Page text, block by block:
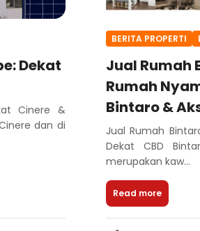
Dekat
Cinere &
dan di
BERITA PROPERTI
Jual Rumah
Rumah
Bintaro &
Jual Rumah
Dekat CBD
merupakan kaw...
Read more